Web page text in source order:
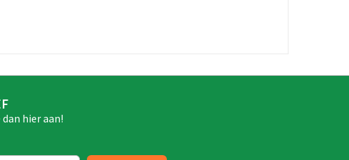
hier aan!